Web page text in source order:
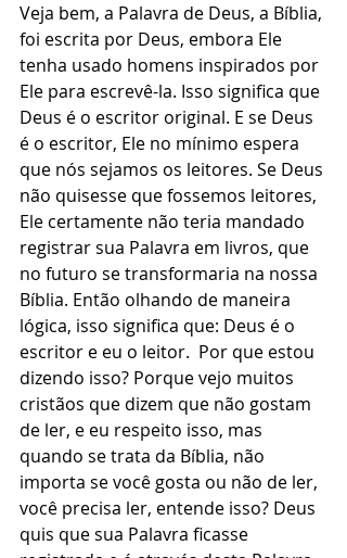
Veja bem, a Palavra de Deus, a Bíblia,
foi escrita por Deus, embora Ele
tenha usado homens inspirados por
Ele para escrevê-la. Isso significa que
Deus é o escritor original. E se Deus
é o escritor, Ele no mínimo espera
que nós sejamos os leitores. Se Deus
não quisesse que fossemos leitores,
Ele certamente não teria mandado
registrar sua Palavra em livros, que
no futuro se transformaria na nossa
Bíblia. Então olhando de maneira
lógica, isso significa que: Deus é o
escritor e eu o leitor.  Por que estou
dizendo isso? Porque vejo muitos
cristãos que dizem que não gostam
de ler, e eu respeito isso, mas
quando se trata da Bíblia, não
importa se você gosta ou não de ler,
você precisa ler, entende isso? Deus
quis que sua Palavra ficasse